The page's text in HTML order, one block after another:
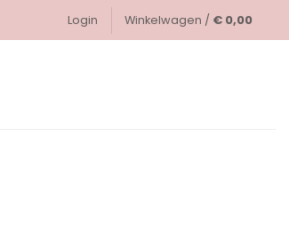
Login Winkelwagen / € 0,00